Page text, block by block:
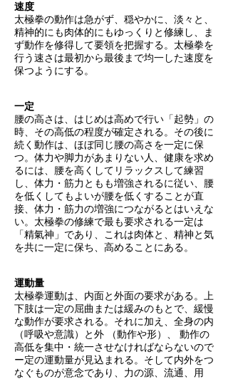
速度
太極拳の動作は急がず、穏やかに、淡々と、
精神的にも肉体的にもゆっくりと修練し、ま
ず動作を修得して要領を把握する。太極拳を
行う速さは最初から最後まで均一した速度を
保つようにする。
一定
腰の高さは、はじめは高めで行い「起勢」の
時、その高低の程度が確定される。 その後に
続く動作は、ほぼ同じ腰の高さを一定に保
つ。体力や脚力があまりない人、健康を求め
るには、腰を高くしてリラックスして練習
し、体力・筋力ともも増強されるに従い、腰
を低くしてもよいが腰を低くすることが直
接、体力・筋力の増強につながるとはいえな
い。太極拳の修練で最も要求される一定は
「精氣神」であり、これは肉体と、精神と気
を共に一定に保ち、高めることにある。
運動量
太極拳運動は、内面と外面の要求がある。
上
下肢は一定の屈曲または緩みのもとで、緩慢
な動作が要求される。 それに加え、全身の内
（呼吸や意識）と外 （動作や形）、 動作の
高低を集中・統一させなければならないので
ー定の運動量が見込まれる。そして内外をつ
なぐものが意念であり、力の源、流通、用